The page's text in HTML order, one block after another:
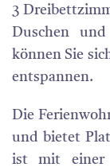
3
Duschen
können Sie
entspannen.
Die
und bietet
ist mit einer